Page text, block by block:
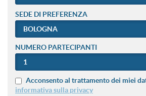
SEDE DI PREFERENZA
NUMERO PARTECIPANTI
Acconsento al trattamento dei miei
informativa sulla privacy